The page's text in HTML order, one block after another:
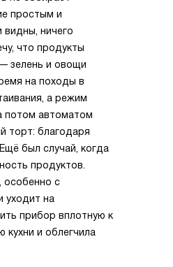
простым и
видны, ничего
что продукты
зелень и овощи
на походы в
а режим
потом автоматом
торт: благодаря
был случай, когда
продуктов.
особенно с
уходит на
прибор вплотную к
кухни и облегчила